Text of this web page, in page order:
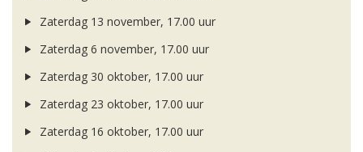
Zaterdag 13 november, 17.00 uur
Zaterdag 6 november, 17.00 uur
Zaterdag 30 oktober, 17.00 uur
Zaterdag 23 oktober, 17.00 uur
Zaterdag 16 oktober, 17.00 uur